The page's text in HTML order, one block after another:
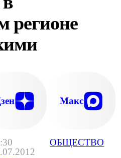
ОБЩЕСТВО
регионе
Макс